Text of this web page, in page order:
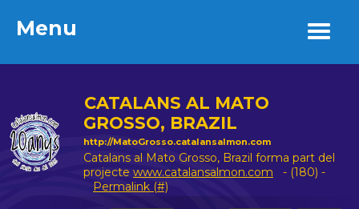
Menu
CATALANS AL MATO
GROSSO, BRAZIL
http://MatoGrosso.catalansalmon.com
Catalans al Mato Grosso, Brazil forma part del
projecte www.catalansalmon.com - (180) -
Permalink (#)
Menu